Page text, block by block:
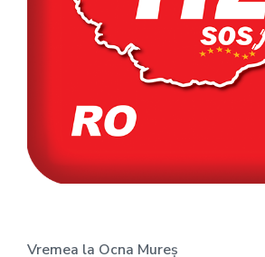
Vremea la Ocna Mureș